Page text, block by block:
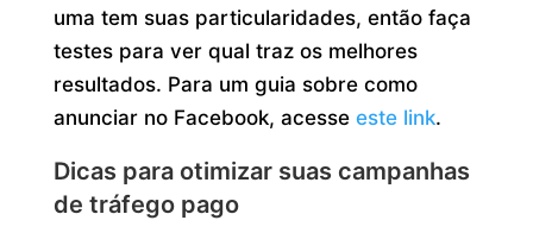
uma tem suas particularidades, então faça
testes para ver qual traz os melhores
resultados. Para um guia sobre como
anunciar no Facebook, acesse este link.
Dicas para otimizar suas campanhas
de tráfego pago